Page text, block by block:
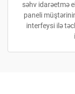
səhv idarəetmə
paneli
interfeysi ilə